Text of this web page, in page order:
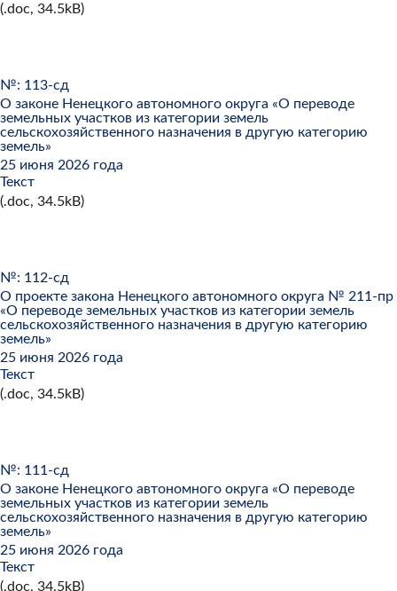
(.doc, 34.5kB)
№: 113-сд
О законе Ненецкого автономного округа «О переводе
земельных участков из категории земель
сельскохозяйственного назначения в другую категорию
земель»
25 июня 2026 года
Текст
(.doc, 34.5kB)
№: 112-сд
О проекте закона Ненецкого автономного округа № 211-пр
«О переводе земельных участков из категории земель
сельскохозяйственного назначения в другую категорию
земель»
25 июня 2026 года
Текст
(.doc, 34.5kB)
№: 111-сд
О законе Ненецкого автономного округа «О переводе
земельных участков из категории земель
сельскохозяйственного назначения в другую категорию
земель»
25 июня 2026 года
Текст
(.doc, 34.5kB)